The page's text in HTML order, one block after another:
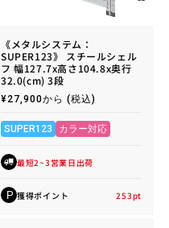
《メタルシステム：
SUPER123》 スチールシェル
フ 幅127.7x高さ104.8x奥行
32.0(cm) 3段
通
価
格
¥27,900から (税込)
SUPER123 カラー対応
最短2~3営業日出荷
P 獲得ポイント 253pt